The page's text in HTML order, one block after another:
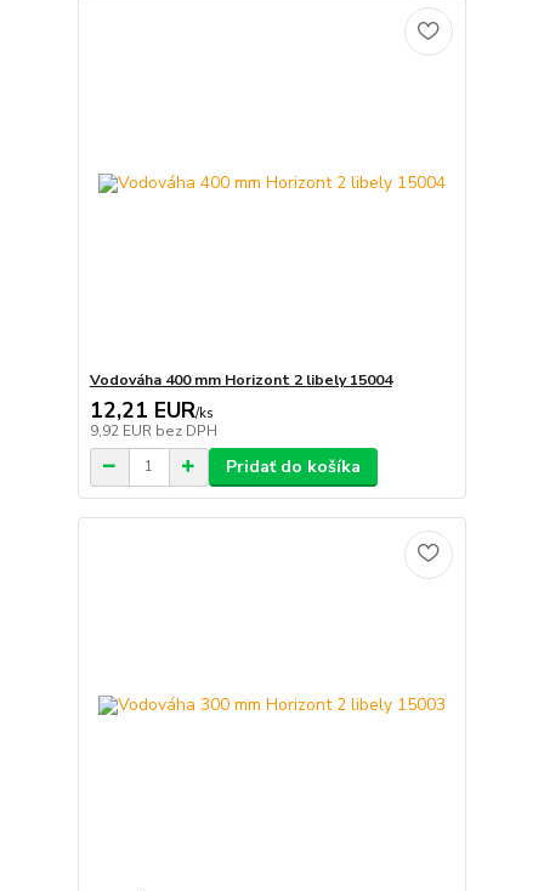
Vodováha 400 mm Horizont 2 libely 15004
12,21 EUR/ks
9,92 EUR bez DPH
Pridať do košíka